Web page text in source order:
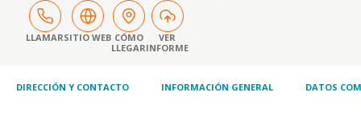
LLAMARSITIO WEB CÓMO
LLEGAR
VER
INFORME
DIRECCIÓN Y CONTACTO INFORMACIÓN GENERAL DATOS